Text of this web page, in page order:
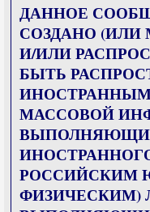
ДАННОЕ
СОЗДАНО (ИЛИ
И/ИЛИ
БЫТЬ
МАССОВОЙ
РОССИЙСКИМ
ФИЗИЧЕСКИМ)